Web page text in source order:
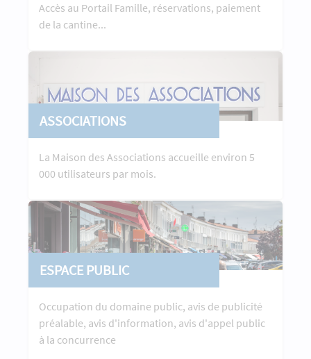
Accès au Portail Famille, réservations, paiement
de la cantine...
ASSOCIATIONS
La Maison des Associations accueille environ 5
000 utilisateurs par mois.
ESPACE PUBLIC
Occupation du domaine public, avis de publicité
préalable, avis d'information, avis d'appel public
à la concurrence